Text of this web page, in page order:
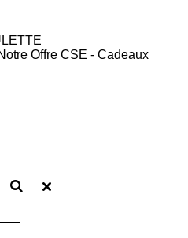
Offre CSE - Cadeaux